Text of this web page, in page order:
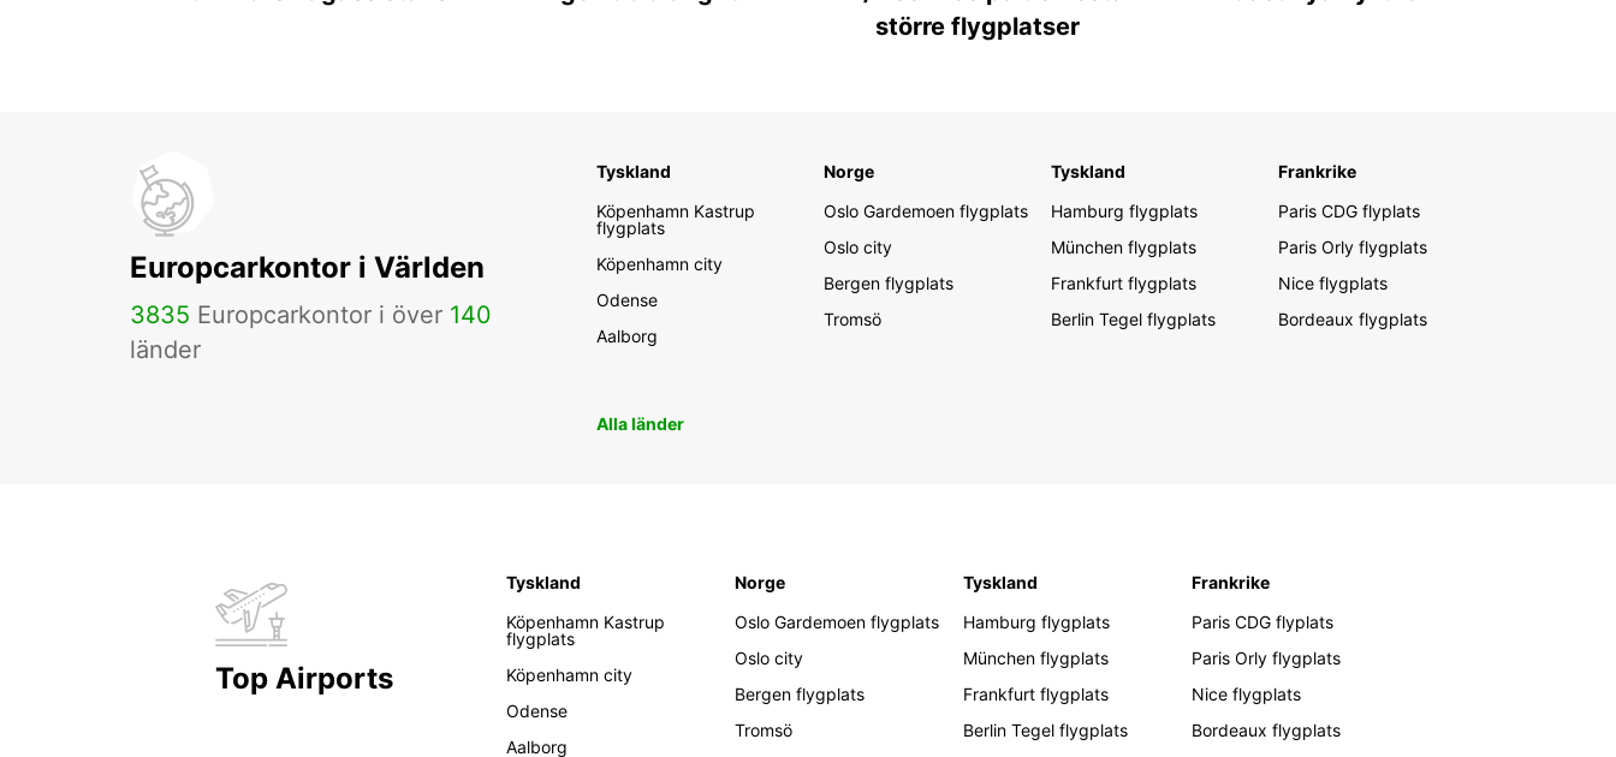
större flygplatser
Europcarkontor i Världen
3835 Europcarkontor i över 140
länder
Tyskland
Köpenhamn Kastrup
flygplats
Köpenhamn city
Odense
Aalborg
Norge
Oslo Gardemoen flygplats
Oslo city
Bergen flygplats
Tromsö
Tyskland
Hamburg flygplats
München flygplats
Frankfurt flygplats
Berlin Tegel flygplats
Frankrike
Paris CDG flyplats
Paris Orly flygplats
Nice flygplats
Bordeaux flygplats
Alla länder
Top Airports
Tyskland
Köpenhamn Kastrup
flygplats
Köpenhamn city
Odense
Aalborg
Norge
Oslo Gardemoen flygplats
Oslo city
Bergen flygplats
Tromsö
Tyskland
Hamburg flygplats
München flygplats
Frankfurt flygplats
Berlin Tegel flygplats
Frankrike
Paris CDG flyplats
Paris Orly flygplats
Nice flygplats
Bordeaux flygplats